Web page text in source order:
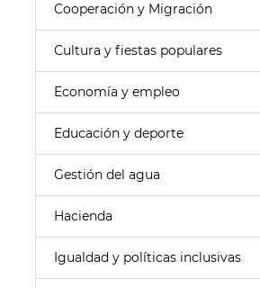
Cooperación y Migración
Cultura y fiestas populares
Economía y empleo
Educación y deporte
Gestión del agua
Hacienda
Igualdad y políticas inclusivas